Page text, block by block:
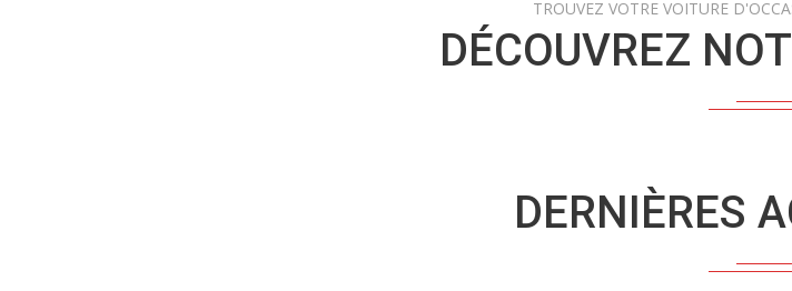
TROUVEZ VOTRE VOITURE
DÉCOUVREZ
DERNIÈRES